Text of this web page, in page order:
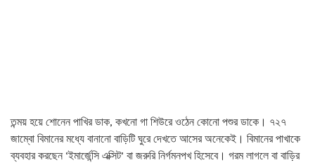
তন্ময় হয়ে শোনেন পাখির ডাক, কখনো গা শিউরে ওঠেন কোনো পশুর ডাকে। ৭২৭
জাম্বো বিমানের মধ্যে বানানো বাড়িটি ঘুরে দেখতে আসের অনেকেই। বিমানের পাখাকে
ব্যবহার করছেন ‘ইমার্জেন্সি এক্সিট’ বা জরুরি নির্গমনপখ হিসেবে। গরম লাগলে বা বাড়ির